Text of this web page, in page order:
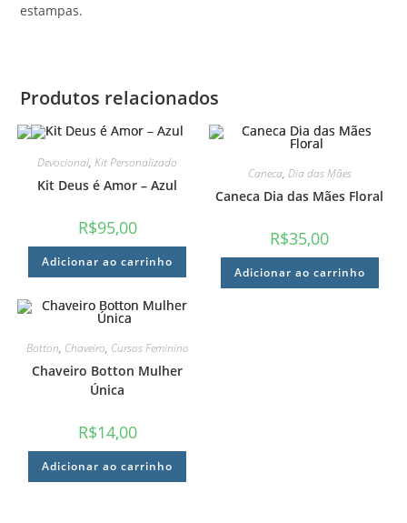
estampas.
Produtos relacionados
Devocional,Kit Personalizado
Kit Deus é Amor – Azul
R$95,00
Adicionar ao carrinho
Caneca, Dia das Mães
Caneca Dia das Mães Floral
R$35,00
Adicionar ao carrinho
Botton, Chaveiro, Cursos Feminino
Chaveiro Botton Mulher
Única
R$14,00
Adicionar ao carrinho